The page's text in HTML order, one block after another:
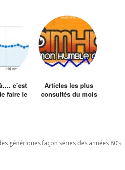
c’est
faire le
Articles les plus
consultés du mois
génériques façon séries des années 80’s